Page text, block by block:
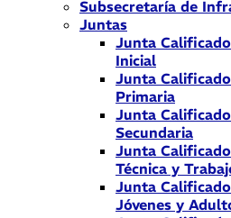
Subsecretaría de
Juntas
Junta
Inicial
Junta
Primaria
Junta
Secundaria
Junta
Técnica y
Junta
Jóvenes y